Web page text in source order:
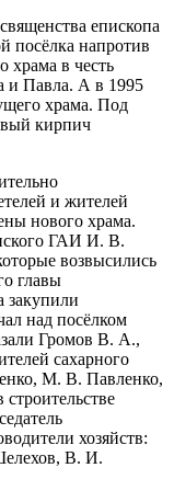
епископа
посёлка напротив
храма в честь
и Павла. А в 1995
храма. Под
кирпич
и жителей
нового храма.
ГАИ И. В.
возвысились
главы
закупили
над посёлком
Громов В. А.,
сахарного
М. В. Павленко,
хозяйств:
В. И.